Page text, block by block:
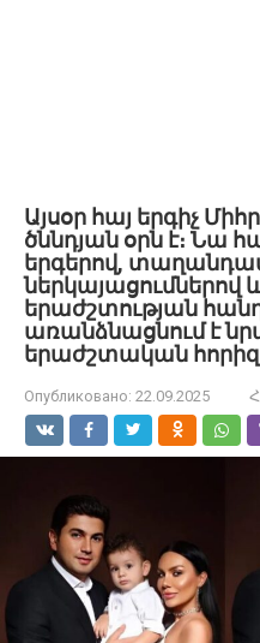
Այսօր հայ երգիչ
ծննդյան օրն է։ Նա
երգերով,
երաժշտության
առանձնացնում է
երաժշտական
Опубликовано: 22.09.2025